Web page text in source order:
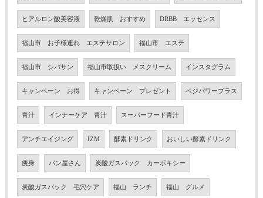
ヒアルロン酸美容液 乾燥肌 おすすめ DRBB エッセンス
福山市 お子様連れ エステサロン 福山市 エステ
福山市 シバサン 福山市取扱い メスクリーム インスタグラム
キャンペーン お得 キャンペーン プレゼント ベジパワープラス
青汁 インナーケア 青汁 スーパーフード青汁
アンチエイジング IZM 酵素ドリンク おいしい酵素ドリンク
痩身 パン屋さん 炭酸ガスパック カーボキシー
炭酸ガスパック 毛穴ケア 福山 ランチ 福山 グルメ